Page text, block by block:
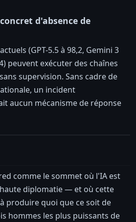
d'absence de
(GPT-5.5 à 98,2, Gemini 3
peuvent exécuter des chaînes
supervision. Sans cadre de
un incident
aucun mécanisme de réponse
comme le sommet où l'IA est
diplomatie — et où cette
produire quoi que ce soit de
hommes les plus puissants de